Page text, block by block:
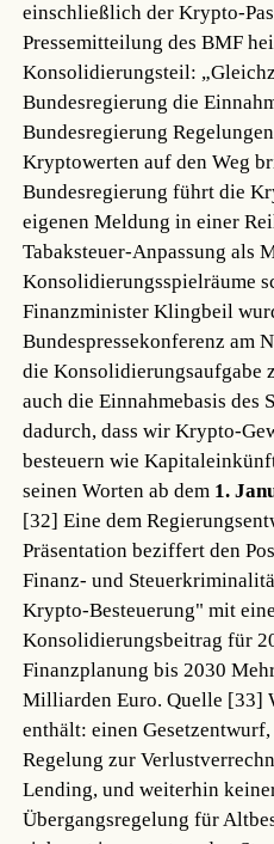
einschließlich der Krypto-
Pressemitteilung des BMF
Konsolidierungsteil:
Bundesregierung die
Bundesregierung
Kryptowerten auf den Weg
Bundesregierung führt die
eigenen Meldung in einer
Tabaksteuer-Anpassung als
Konsolidierungsspielräume
Finanzminister Klingbeil
Bundespressekonferenz am
die Konsolidierungsaufgabe
auch die Einnahmebasis des
dadurch, dass wir Krypto-
besteuern wie
seinen Worten ab dem 1.
[32] Eine dem
Präsentation beziffert den
Finanz- und
Krypto-Besteuerung" mit
Konsolidierungsbeitrag für
Finanzplanung bis 2030
Milliarden Euro.Quelle [33]
enthält: einen
Regelung zur
Lending, und weiterhin
Übergangsregelung für